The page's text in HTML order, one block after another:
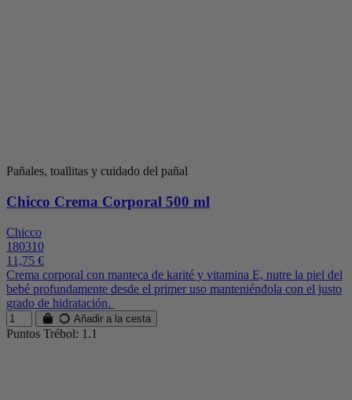
Pañales, toallitas y cuidado del pañal
Chicco Crema Corporal 500 ml
Chicco
180310
11,75 €
Crema corporal con manteca de karité y vitamina E, nutre la piel del
bebé profundamente desde el primer uso manteniéndola con el justo
grado de hidratación.
Añadir a la cesta
Puntos Trébol: 1.1